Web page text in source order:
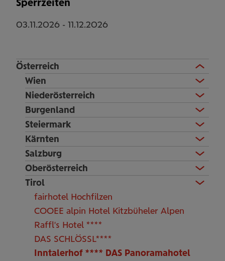
Österreich
Wien
Niederösterreich
Burgenland
Steiermark
Kärnten
Salzburg
Oberösterreich
Tirol
fairhotel Hochfilzen
COOEE alpin Hotel Kitzbüheler Alpen
Raffl's Hotel ****
DAS SCHLÖSSL****
Inntalerhof **** DAS Panoramahotel
Sperrzeiten
03.11.2026 - 11.12.2026